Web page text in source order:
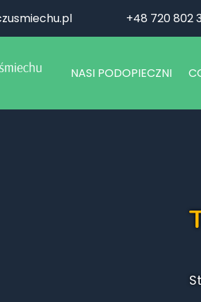
+48 720 802
NASI PODOPIECZNI
AKTUALNIE